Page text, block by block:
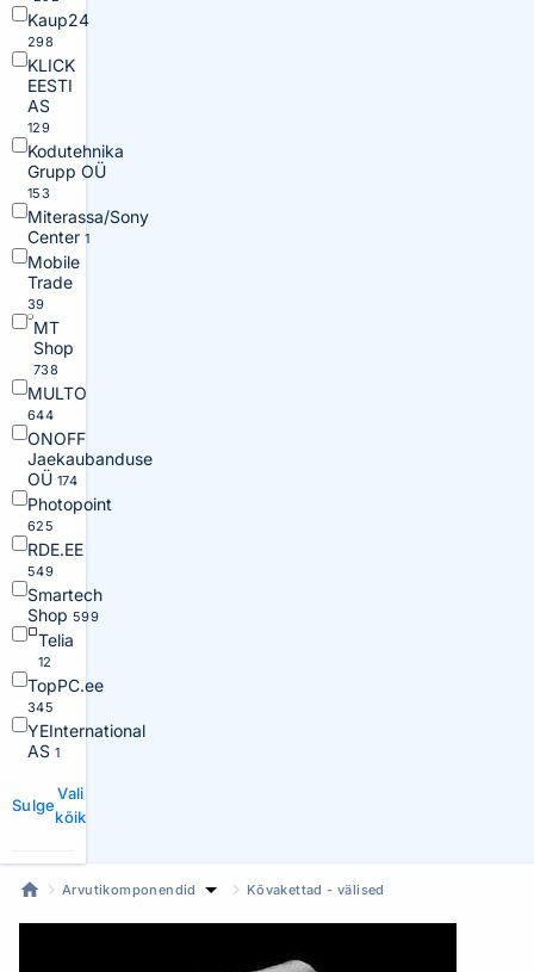
Kaup24
298
KLICK
EESTI
AS
129
Kodutehnika
Grupp OÜ
153
Miterassa/Sony
Center 1
Mobile
Trade
39
MT
Shop
738
MULTO
644
ONOFF
Jaekaubanduse
OÜ 174
Photopoint
625
RDE.EE
549
Smartech
Shop 599
Telia
12
TopPC.ee
345
YEInternational
AS 1
Sulge
Vali
kõik
Arvutikomponendid Kõvakettad - välised